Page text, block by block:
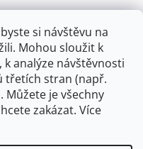
si návštěvu na
Mohou sloužit k
analýze návštěvnosti
třetích stran (např.
Můžete je všechny
zakázat. Více